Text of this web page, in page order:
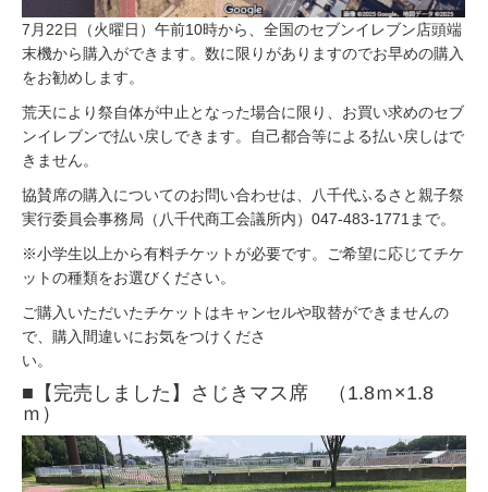
7月22日（火曜日）午前10時から、全国のセブンイレブン店頭端
末機から購入ができます。数に限りがありますのでお早めの購入
をお勧めします。
荒天により祭自体が中止となった場合に限り、お買い求めのセブ
ンイレブンで払い戻しできます。自己都合等による払い戻しはで
きません。
協賛席の購入についてのお問い合わせは、八千代ふるさと親子祭
実行委員会事務局（八千代商工会議所内）047-483-1771まで。
※小学生以上から有料チケットが必要です。ご希望に応じてチケ
ットの種類をお選びください。
ご購入いただいたチケットはキャンセルや取替ができませんの
で、購入間違いにお気をつけくださ
い。
■【完売しました】さじきマス席 （1.8ｍ×1.8
ｍ）